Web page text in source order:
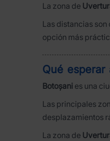
La zona de
Las distancias
opción más
Qué esperar
Botoșani es una
Las principales
desplazamientos
La zona de